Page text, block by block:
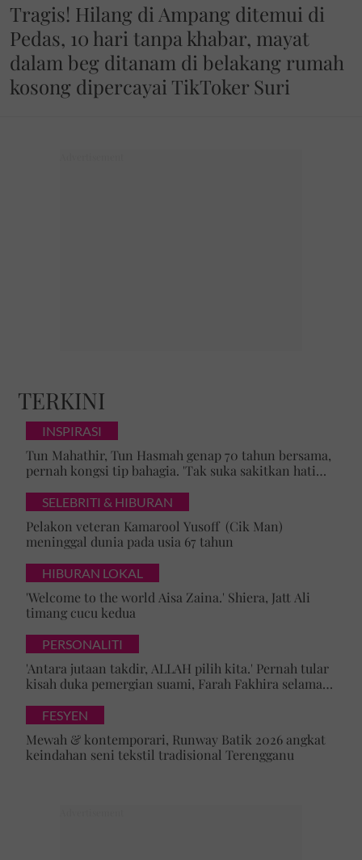
Tragis! Hilang di Ampang ditemui di
Pedas, 10 hari tanpa khabar, mayat
dalam beg ditanam di belakang rumah
kosong dipercayai TikToker Suri
TERKINI
INSPIRASI
Tun Mahathir, Tun Hasmah genap 70 tahun bersama,
pernah kongsi tip bahagia. 'Tak suka sakitkan hati
SELEBRITI & HIBURAN
Pelakon veteran Kamarool Yusoff (Cik Man)
meninggal dunia pada usia 67 tahun
HIBURAN LOKAL
'Welcome to the world Aisa Zaina.' Shiera, Jatt Ali
timang cucu kedua
PERSONALITI
'Antara jutaan takdir, ALLAH pilih kita.' Pernah tular
kisah duka pemergian suami, Farah Fakhira selamat
FESYEN
Mewah & kontemporari, Runway Batik 2026 angkat
keindahan seni tekstil tradisional Terengganu